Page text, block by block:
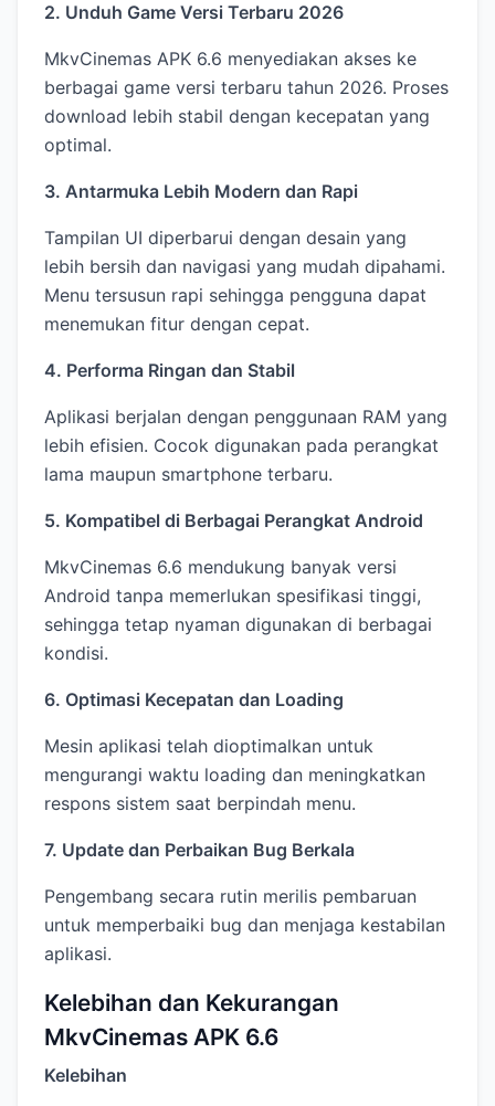
2. Unduh Game Versi Terbaru 2026
MkvCinemas APK 6.6 menyediakan akses ke
berbagai game versi terbaru tahun 2026. Proses
download lebih stabil dengan kecepatan yang
optimal.
3. Antarmuka Lebih Modern dan Rapi
Tampilan UI diperbarui dengan desain yang
lebih bersih dan navigasi yang mudah dipahami.
Menu tersusun rapi sehingga pengguna dapat
menemukan fitur dengan cepat.
4. Performa Ringan dan Stabil
Aplikasi berjalan dengan penggunaan RAM yang
lebih efisien. Cocok digunakan pada perangkat
lama maupun smartphone terbaru.
5. Kompatibel di Berbagai Perangkat Android
MkvCinemas 6.6 mendukung banyak versi
Android tanpa memerlukan spesifikasi tinggi,
sehingga tetap nyaman digunakan di berbagai
kondisi.
6. Optimasi Kecepatan dan Loading
Mesin aplikasi telah dioptimalkan untuk
mengurangi waktu loading dan meningkatkan
respons sistem saat berpindah menu.
7. Update dan Perbaikan Bug Berkala
Pengembang secara rutin merilis pembaruan
untuk memperbaiki bug dan menjaga kestabilan
aplikasi.
Kelebihan dan Kekurangan
MkvCinemas APK 6.6
Kelebihan